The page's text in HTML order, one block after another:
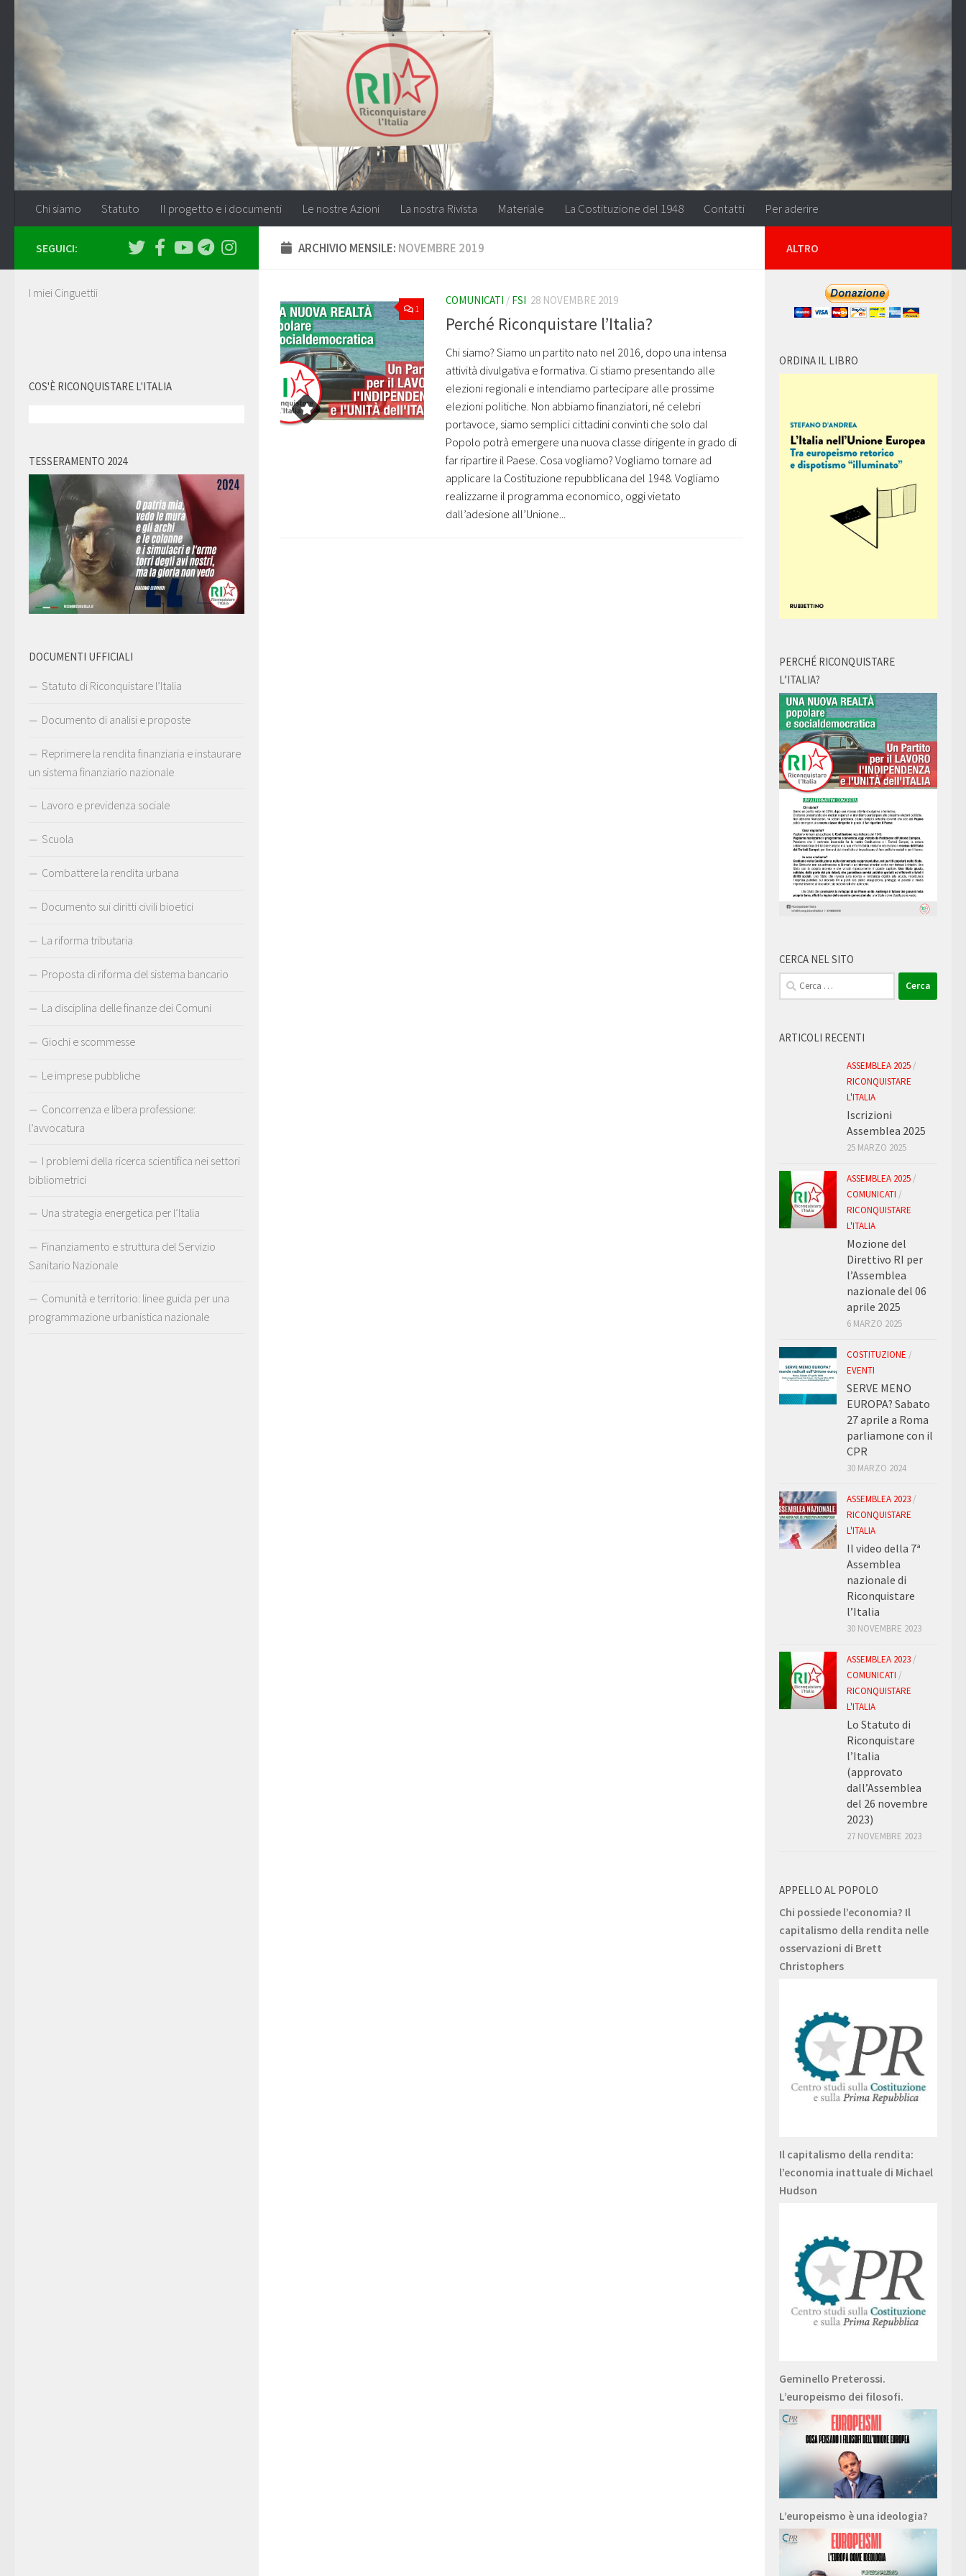
Salta al contenuto
Chi siamo Statuto Il progetto e i documenti Le nostre Azioni La nostra Rivista Materiale La Costituzione del 1948 Contatti Per aderire
ARCHIVIO MENSILE: NOVEMBRE 2019
1
COMUNICATI / FSI 28 NOVEMBRE 2019
Perché Riconquistare l’Italia?
Chi siamo? Siamo un partito nato nel 2016, dopo una intensa
attività divulgativa e formativa. Ci stiamo presentando alle
elezioni regionali e intendiamo partecipare alle prossime
elezioni politiche. Non abbiamo finanziatori, né celebri
portavoce, siamo semplici cittadini convinti che solo dal
Popolo potrà emergere una nuova classe dirigente in grado di
far ripartire il Paese. Cosa vogliamo? Vogliamo tornare ad
applicare la Costituzione repubblicana del 1948. Vogliamo
realizzarne il programma economico, oggi vietato
dall’adesione all’Unione...
SEGUICI:
I miei Cinguettii
COS'È RICONQUISTARE L'ITALIA
TESSERAMENTO 2024
DOCUMENTI UFFICIALI
Statuto di Riconquistare l’Italia
Documento di analisi e proposte
Reprimere la rendita finanziaria e instaurare
un sistema finanziario nazionale
Lavoro e previdenza sociale
Scuola
Combattere la rendita urbana
Documento sui diritti civili bioetici
La riforma tributaria
Proposta di riforma del sistema bancario
La disciplina delle finanze dei Comuni
Giochi e scommesse
Le imprese pubbliche
Concorrenza e libera professione:
l’avvocatura
I problemi della ricerca scientifica nei settori
bibliometrici
Una strategia energetica per l’Italia
Finanziamento e struttura del Servizio
Sanitario Nazionale
Comunità e territorio: linee guida per una
programmazione urbanistica nazionale
ALTRO
ORDINA IL LIBRO
PERCHÉ RICONQUISTARE
L’ITALIA?
CERCA NEL SITO
Ricerca
per:
ARTICOLI RECENTI
ASSEMBLEA 2025 /
RICONQUISTARE
L'ITALIA
Iscrizioni
Assemblea 2025
25 MARZO 2025
ASSEMBLEA 2025 /
COMUNICATI /
RICONQUISTARE
L'ITALIA
Mozione del
Direttivo RI per
l’Assemblea
nazionale del 06
aprile 2025
6 MARZO 2025
COSTITUZIONE /
EVENTI
SERVE MENO
EUROPA? Sabato
27 aprile a Roma
parliamone con il
CPR
30 MARZO 2024
ASSEMBLEA 2023 /
RICONQUISTARE
L'ITALIA
Il video della 7ª
Assemblea
nazionale di
Riconquistare
l’Italia
30 NOVEMBRE 2023
ASSEMBLEA 2023 /
COMUNICATI /
RICONQUISTARE
L'ITALIA
Lo Statuto di
Riconquistare
l’Italia
(approvato
dall’Assemblea
del 26 novembre
2023)
27 NOVEMBRE 2023
APPELLO AL POPOLO
Chi possiede l’economia? Il
capitalismo della rendita nelle
osservazioni di Brett
Christophers
Il capitalismo della rendita:
l’economia inattuale di Michael
Hudson
Geminello Preterossi.
L’europeismo dei filosofi.
L’europeismo è una ideologia?